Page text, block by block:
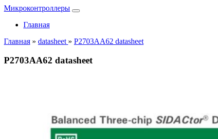
Микроконтроллеры
Главная
Главная » datasheet » P2703AA62 datasheet
P2703AA62 datasheet